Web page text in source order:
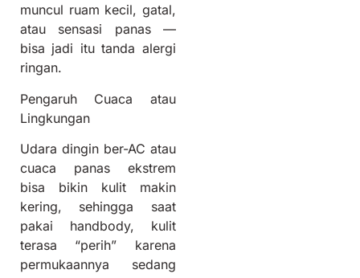
muncul ruam kecil, gatal,
atau sensasi panas —
bisa jadi itu tanda alergi
ringan.
Pengaruh Cuaca atau
Lingkungan
Udara dingin ber-AC atau
cuaca panas ekstrem
bisa bikin kulit makin
kering, sehingga saat
pakai handbody, kulit
terasa “perih” karena
permukaannya sedang